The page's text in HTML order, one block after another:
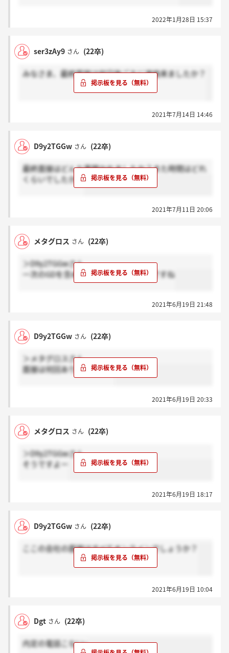
2022年1月28日 15:37
ser3zAy9 さん (22卒)
みなさま、最終面接は何日後ごろに連絡来ましたか？
2021年7月14日 14:46
D9y2TGGw さん (22卒)
最終面接はどんな事聞かれましたか？また時間はどれ
くらいでしたか？
2021年7月11日 20:06
メタグロス さん (22卒)
＞D9y2TGGwさん
一次のGDを含めると二次と最終の3回ですね
2021年6月19日 21:48
D9y2TGGw さん (22卒)
＞メタグロスさん
面接は何回ありましたか？
2021年6月19日 20:33
メタグロス さん (22卒)
＞D9y2TGGwさん
そうですよー
2021年6月19日 18:17
D9y2TGGw さん (22卒)
ここの会社の面接はすべてオンラインでしょうか？
2021年6月19日 10:04
Dgt さん (22卒)
内定の電話こない;;